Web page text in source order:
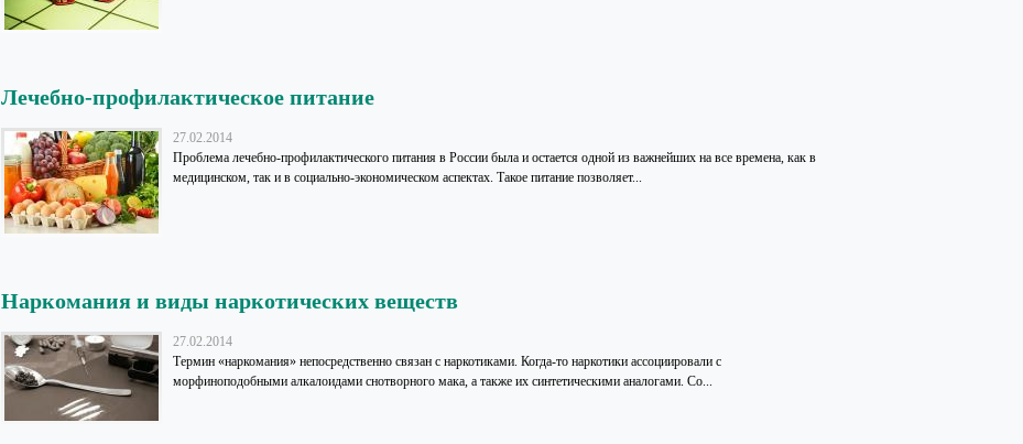
Лечебно-профилактическое питание
27.02.2014
Проблема лечебно-профилактического питания в России была и остается одной из важнейших на все времена, как в
медицинском, так и в социально-экономическом аспектах. Такое питание позволяет...
Наркомания и виды наркотических веществ
27.02.2014
Термин «наркомания» непосредственно связан с наркотиками. Когда-то наркотики ассоциировали с
морфиноподобными алкалоидами снотворного мака, а также их синтетическими аналогами. Со...